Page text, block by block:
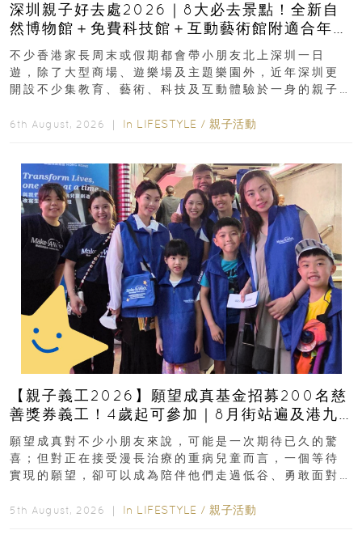
深圳親子好去處2026｜8大必去景點！全新自
然博物館＋免費科技館＋互動藝術館附適合年
齡、交通、門票、開放時間
不少香港家長周末或假期都會帶小朋友北上深圳一日
遊，除了大型商場、遊樂場及主題樂園外，近年深圳更
開設不少集教育、藝術、科技及互動體驗於一身的親子
6th August, 2026 ｜ In LIFESTYLE / 親子活動
【親子義工2026】願望成真基金招募200名慈
善獎券義工！4歲起可參加｜8月街站遍及港九
新界
願望成真對不少小朋友來說，可能是一次期待已久的驚
喜；但對正在接受漫長治療的重病兒童而言，一個等待
實現的願望，卻可以成為陪伴他們走過低谷、勇敢面對
5th August, 2026 ｜ In LIFESTYLE / 親子活動